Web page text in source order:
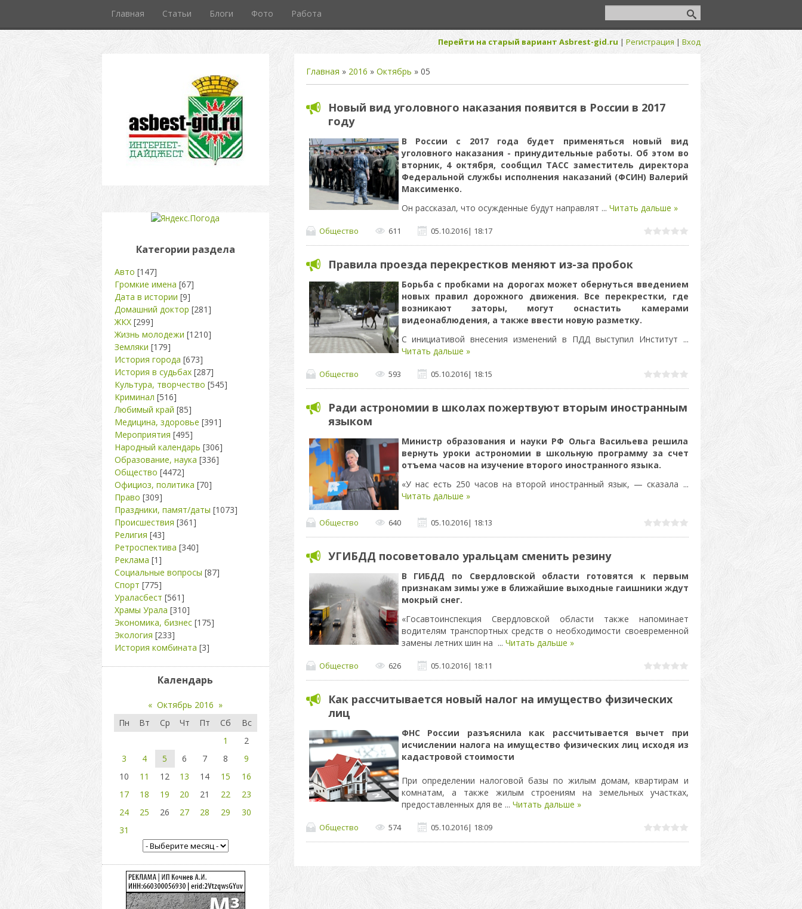
Главная Статьи Блоги Фото Работа
Перейти на старый вариант Asbrest-gid.ru | Регистрация | Вход
Главная » 2016 » Октябрь » 05
Новый вид уголовного наказания появится в России в 2017
году
В России с 2017 года будет применяться новый вид
уголовного наказания - принудительные работы. Об этом во
вторник, 4 октября, сообщил ТАСС заместитель директора
Федеральной службы исполнения наказаний (ФСИН) Валерий
Максименко.
Он рассказал, что осужденные будут направлят ... Читать дальше »
Общество 611 05.10.2016| 18:17
Правила проезда перекрестков меняют из-за пробок
Борьба с пробками на дорогах может обернуться введением
новых правил дорожного движения. Все перекрестки, где
возникают заторы, могут оснастить камерами
видеонаблюдения, а также ввести новую разметку.
С инициативой внесения изменений в ПДД выступил Институт ...
Читать дальше »
Общество 593 05.10.2016| 18:15
Ради астрономии в школах пожертвуют вторым иностранным
языком
Министр образования и науки РФ Ольга Васильева решила
вернуть уроки астрономии в школьную программу за счет
отъема часов на изучение второго иностранного языка.
«У нас есть 250 часов на второй иностранный язык, — сказала ...
Читать дальше »
Общество 640 05.10.2016| 18:13
УГИБДД посоветовало уральцам сменить резину
В ГИБДД по Свердловской области готовятся к первым
признакам зимы уже в ближайшие выходные гаишники ждут
мокрый снег.
«Госавтоинспекция Свердловской области также напоминает
водителям транспортных средств о необходимости своевременной
замены летних шин на ... Читать дальше »
Общество 626 05.10.2016| 18:11
Как рассчитывается новый налог на имущество физических
лиц
ФНС России разъяснила как рассчитывается вычет при
исчислении налога на имущество физических лиц исходя из
кадастровой стоимости
При определении налоговой базы по жилым домам, квартирам и
комнатам, а также жилым строениям на земельных участках,
предоставленных для ве ... Читать дальше »
Общество 574 05.10.2016| 18:09
Категории раздела
Авто [147]
Громкие имена [67]
Дата в истории [9]
Домашний доктор [281]
ЖКХ [299]
Жизнь молодежи [1210]
Земляки [179]
История города [673]
История в судьбах [287]
Культура, творчество [545]
Криминал [516]
Любимый край [85]
Медицина, здоровье [391]
Мероприятия [495]
Народный календарь [306]
Образование, наука [336]
Общество [4472]
Официоз, политика [70]
Право [309]
Праздники, памят/даты [1073]
Происшествия [361]
Религия [43]
Ретроспектива [340]
Реклама [1]
Социальные вопросы [87]
Спорт [775]
Ураласбест [561]
Храмы Урала [310]
Экономика, бизнес [175]
Экология [233]
История комбината [3]
Календарь
« Октябрь 2016 »
Пн
Вт Ср Чт Пт Сб
Вс
1
2
3
4 5 6 7 8
9
10
11 12 13 14 15
16
17
18 19 20 21 22
23
24
25 26 27 28 29
30
31